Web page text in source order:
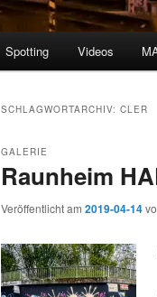
Spotting Videos
SCHLAGWORTARCHIV: CLER
Raunheim
GALERIE
Veröffentlicht am 2019-04-14